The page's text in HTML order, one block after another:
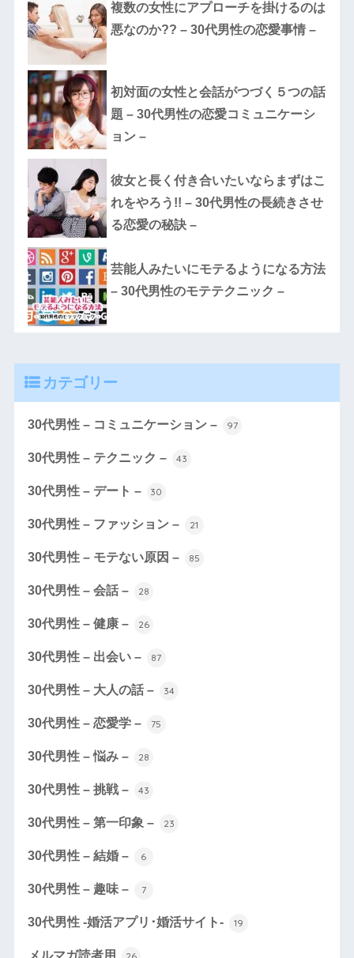
複数の女性にアプローチを掛けるのは
悪なのか?? – 30代男性の恋愛事情 –
初対面の女性と会話がつづく５つの話
題 – 30代男性の恋愛コミュニケーシ
ョン –
彼女と長く付き合いたいならまずはこ
れをやろう!! – 30代男性の長続きさせ
る恋愛の秘訣 –
芸能人みたいにモテるようになる方法
– 30代男性のモテテクニック –
カテゴリー
30代男性 – コミュニケーション – 97
30代男性 – テクニック – 43
30代男性 – デート – 30
30代男性 – ファッション – 21
30代男性 – モテない原因 – 85
30代男性 – 会話 – 28
30代男性 – 健康 – 26
30代男性 – 出会い – 87
30代男性 – 大人の話 – 34
30代男性 – 恋愛学 – 75
30代男性 – 悩み – 28
30代男性 – 挑戦 – 43
30代男性 – 第一印象 – 23
30代男性 – 結婚 – 6
30代男性 – 趣味 – 7
30代男性 -婚活アプリ･婚活サイト- 19